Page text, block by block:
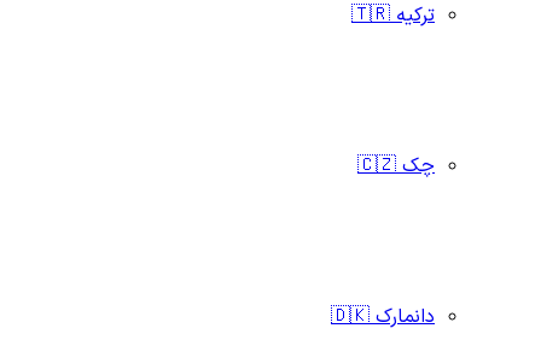
ترکیه 🇹🇷
چک 🇨🇿
دانمارک 🇩🇰